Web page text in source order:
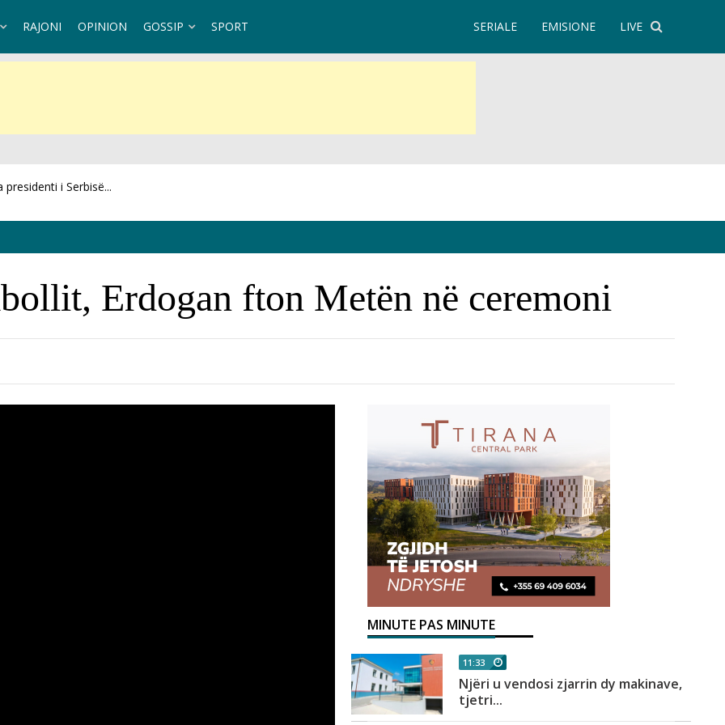
RAJONI OPINION GOSSIP SPORT LIVE
EMISIONE
SERIALE
Erdogan fton Metën në ceremoni
MINUTE PAS MINUTE
11:33
Njëri u vendosi zjarrin dy makinave,
tjetri...